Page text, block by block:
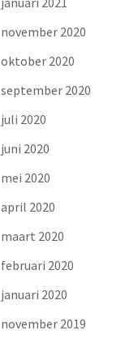
november 2020
oktober 2020
september 2020
juli 2020
juni 2020
mei 2020
april 2020
maart 2020
februari 2020
januari 2020
november 2019